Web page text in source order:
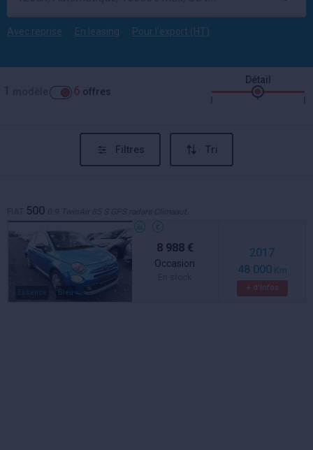
Avec reprise En leasing Pour l'export (HT)
6 offres
Détail
Filtres Tri
500
Essence Bleu
8 988 €
Occasion
2017
48 000Km
+ d'infos